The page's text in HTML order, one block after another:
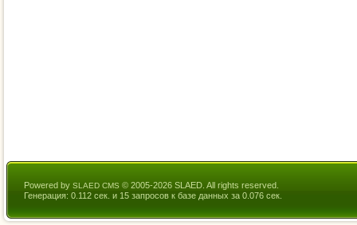
Powered by SLAED CMS © 2005-2026 SLAED. All rights reserved.
Генерация: 0.112 сек. и 15 запросов к базе данных за 0.076 сек.